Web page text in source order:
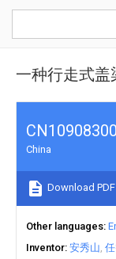
一种行走式
China
Download PDF
Other languages
Inventor 安秀山